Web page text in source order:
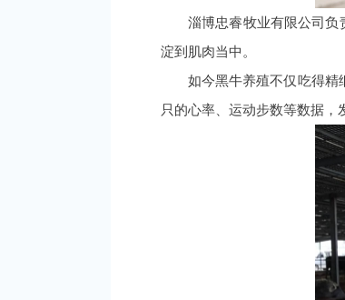
淄博忠睿牧业有限公司负
淀到肌肉当中。
如今黑牛养殖不仅吃得精
只的心率、运动步数等数据，